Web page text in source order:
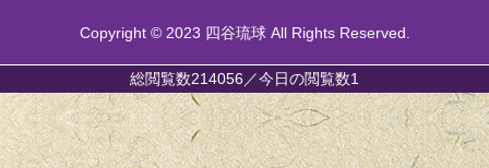
Copyright © 2023 四谷琉球 All Rights Reserved.
総閲覧数214056／今日の閲覧数1